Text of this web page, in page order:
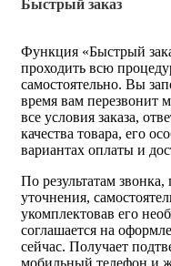
Быстрый заказ
Функция «Быстрый
проходить всю
самостоятельно. Вы
время вам перезвонит
все условия заказа,
качества товара, его
вариантах оплаты и
По результатам
уточнения,
укомплектовав его
соглашается на
сейчас. Получает
мобильный телефон и